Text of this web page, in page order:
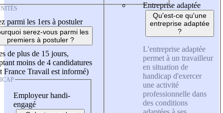
parmi les 1ers à postuler
serez-vous parmi les
premiers à postuler ?
de plus de 15 jours,
moins de 4 candidatures
France Travail est informé)
Employeur handi-
engagé
Entreprise adaptée
Qu'est-ce qu'une
entreprise adaptée
?
L'entreprise adaptée
permet à un travailleur
en situation de
handicap d'exercer
une activité
professionnelle dans
des conditions